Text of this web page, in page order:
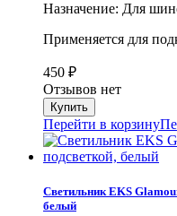
Назначение: Для
Применяется для
450 ₽
Отзывов нет
Перейти в корзину
Светильник EKS
белый